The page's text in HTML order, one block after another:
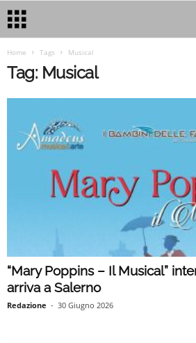
Home Tags Musical
Tag: Musical
“Mary Poppins – Il Musical”
arriva a Salerno
Redazione - 30 Giugno 2026